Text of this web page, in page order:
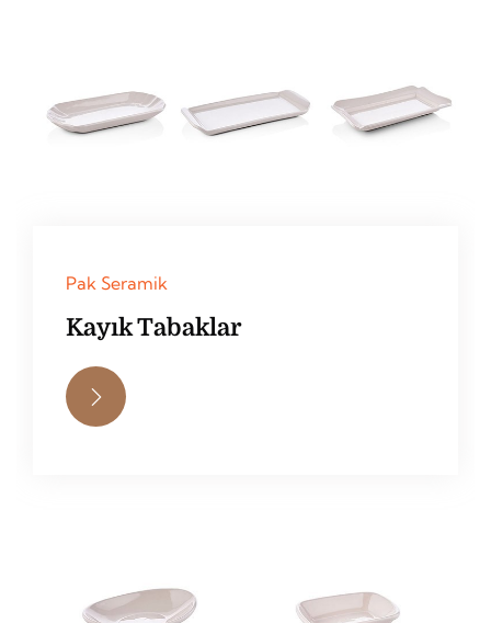
Pak Seramik
Kayık Tabaklar